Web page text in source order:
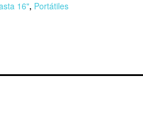
16", Portátiles